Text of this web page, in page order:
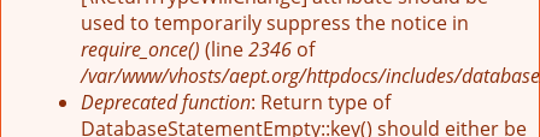
used to temporarily suppress the notice in
require_once() (line2346 of
/var/www/vhosts/aept.org/httpdocs/includes/
Deprecated function: Return type of
DatabaseStatementEmpty::key() should either be